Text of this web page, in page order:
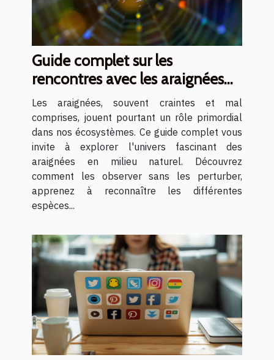
Guide complet sur les
rencontres avec les araignées
en milieu naturel
Les araignées, souvent craintes et mal
comprises, jouent pourtant un rôle primordial
dans nos écosystèmes. Ce guide complet vous
invite à explorer l'univers fascinant des
araignées en milieu naturel. Découvrez
comment les observer sans les perturber,
apprenez à reconnaître les différentes
espèces...